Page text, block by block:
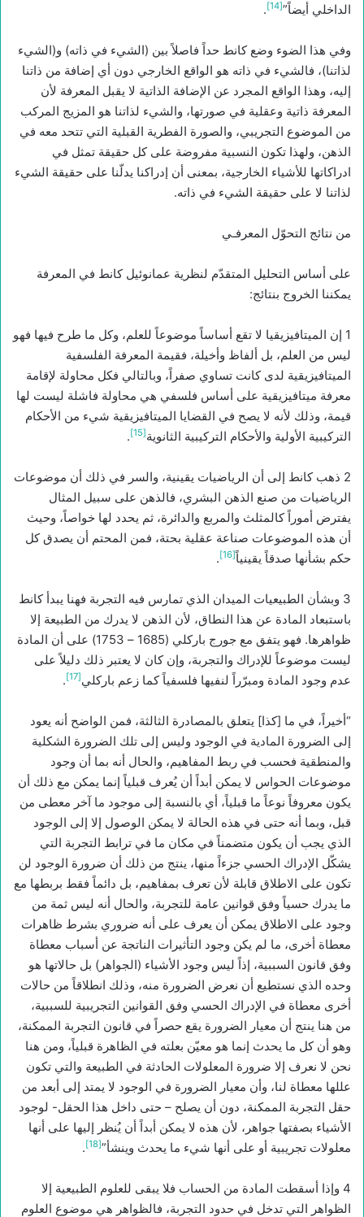
الداخلي أيضاً”[14]
.
وفي هذا الضوء وضع كانط حداً فاصلاً بين (الشيء في ذاته) و(الشيء
لذاتنا)، فالشيء في ذاته هو الواقع الخارجي دون أي إضافة من ذاتنا
إليه، وهذا الواقع المجرد عن الإضافة الذاتية لا يقبل المعرفة لأن
المعرفة ذاتية وعقلية في صورتها، والشيء لذاتنا هو المزيج المركب
من الموضوع التجريبي، والصورة الفطرية القبلية التي تتحد معه في
الذهن، ولهذا تكون النسبية مفروضة على كل حقيقة تمثل في
ادراكاتها للأشياء الخارجية، بمعنى أن إدراكنا يدلّنا على حقيقة الشيء
لذاتنا لا على حقيقة الشيء في ذاته.
من نتائج التحوّل المعرفـي
على أساس التحليل المتقدّم لنظرية عمانوئيل كانط في المعرفة
يمكننا الخروج بنتائج:
1 إن الميتافيزيقيا لا تقع أساساً موضوعاً للعلم، وكل ما طرح فيها فهو
ليس من العلم، بل ألفاظ وأخيلة، فقيمة المعرفة الفلسفية
الميتافيزيقية لدى كانت تساوي صفراً، وبالتالي فكل محاولة لإقامة
معرفة ميتافيزيقية على أساس فلسفي هي محاولة فاشلة ليست لها
قيمة، وذلك لأنه لا يصح في القضايا الميتافيزيقية شيء من الأحكام
التركيبية الأولية والأحكام التركيبية الثانوية[15]
.
2 ذهب كانط إلى أن الرياضيات يقينية، والسر في ذلك أن موضوعات
الرياضيات من صنع الذهن البشري، فالذهن على سبيل المثال
يفترض أموراً كالمثلث والمربع والدائرة، ثم يحدد لها خواصاً، وحيث
أن هذه الموضوعات صناعة عقلية بحتة، فمن المحتم أن يصدق كل
حكم بشأنها صدقاً يقينياً[16]
.
3 وبشأن الطبيعيات الميدان الذي تمارس فيه التجربة فهنا يبدأ كانط
باستبعاد المادة عن هذا النطاق، لأن الذهن لا يدرك من الطبيعة إلا
ظواهرها. فهو يتفق مع جورج باركلي (1685 – 1753) على أن المادة
ليست موضوعاً للإدراك والتجربة، وإن كان لا يعتبر ذلك دليلاً على
عدم وجود المادة ومبرّراً لنفيها فلسفياً كما زعم باركلي[17]
.
“أخيراً، في ما [كذا] يتعلق بالمصادرة الثالثة، فمن الواضح أنه يعود
إلى الضرورة المادية في الوجود وليس إلى تلك الضرورة الشكلية
والمنطقية فحسب في ربط المفاهيم، والحال أنه بما أن وجود
موضوعات الحواس لا يمكن أبداً أن يُعرف قبلياً إنما يمكن مع ذلك أن
يكون معروفاً نوعاً ما قبلياً، أي بالنسبة إلى موجود ما آخر معطى من
قبل، وبما أنه حتى في هذه الحالة لا يمكن الوصول إلا إلى الوجود
الذي يجب أن يكون متضمناً في مكان ما في ترابط التجربة التي
يشكّل الإدراك الحسي جزءاً منها، ينتج من ذلك أن ضرورة الوجود لن
تكون على الاطلاق قابلة لأن تعرف بمفاهيم، بل دائماً فقط بربطها مع
ما يدرك حسياً وفق قوانين عامة للتجربة، والحال أنه ليس ثمة من
وجود على الاطلاق يمكن أن يعرف على أنه ضروري بشرط ظاهرات
معطاة أخرى، ما لم يكن وجود التأثيرات الناتجة عن أسباب معطاة
وفق قانون السببية، إذاً ليس وجود الأشياء (الجواهر) بل حالاتها هو
وحده الذي نستطيع أن نعرض الضرورة منه، وذلك انطلاقاً من حالات
أخرى معطاة في الإدراك الحسي وفق القوانين التجريبية للسببية،
من هنا ينتج أن معيار الضرورة يقع حصراً في قانون التجربة الممكنة،
وهو أن كل ما يحدث إنما هو معيّن بعلته في الظاهرة قبلياً، ومن هنا
نحن لا نعرف إلا ضرورة المعلولات الحادثة في الطبيعة والتي تكون
عللها معطاة لنا، وأن معيار الضرورة في الوجود لا يمتد إلى أبعد من
حقل التجربة الممكنة، دون أن يصلح – حتى داخل هذا الحقل- لوجود
الأشياء بصفتها جواهر، لأن هذه لا يمكن أبداً أن يُنظر إليها على أنها
معلولات تجريبية أو على أنها شيء ما يحدث وينشأ”[18]
.
4 وإذا أسقطت المادة من الحساب فلا يبقى للعلوم الطبيعية إلا
الظواهر التي تدخل في حدود التجربة، فالظواهر هي موضوع العلوم